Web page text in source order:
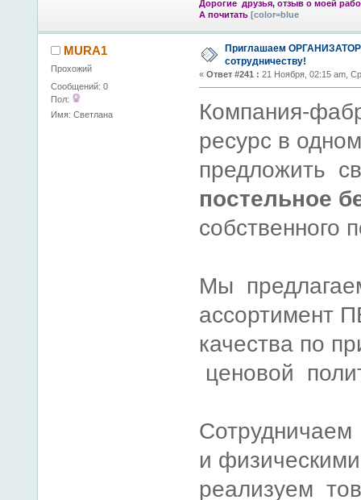
Дорогие друзья, отзыв о моей
А почитать [color=blue
MURA1
Прохожий
Сообщений: 0
Пол:
Имя: Светлана
Приглашаем
сотрудничеству!
« Ответ #241 : 21 Ноября, 02:15 am,
Компания-
ресурс в
предложить
постельное
собственного
Мы
ассортимент
качества по
ценовой
и
реализуем